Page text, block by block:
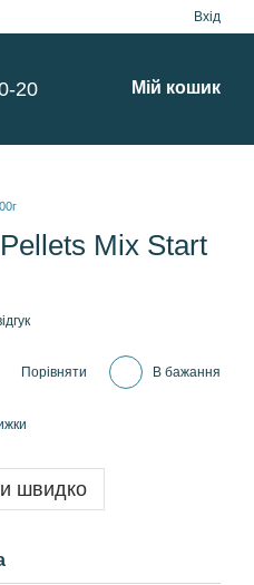
Вхід
20 Мій кошик
Mix Start
Порівняти В бажання
швидко